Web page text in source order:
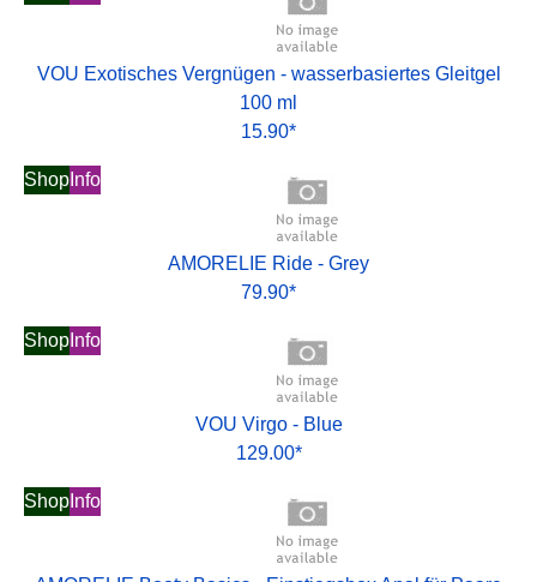
VOU Exotisches Vergnügen - wasserbasiertes Gleitgel
100 ml
15.90*
Shop Info
AMORELIE Ride - Grey
79.90*
Shop Info
VOU Virgo - Blue
129.00*
Shop Info